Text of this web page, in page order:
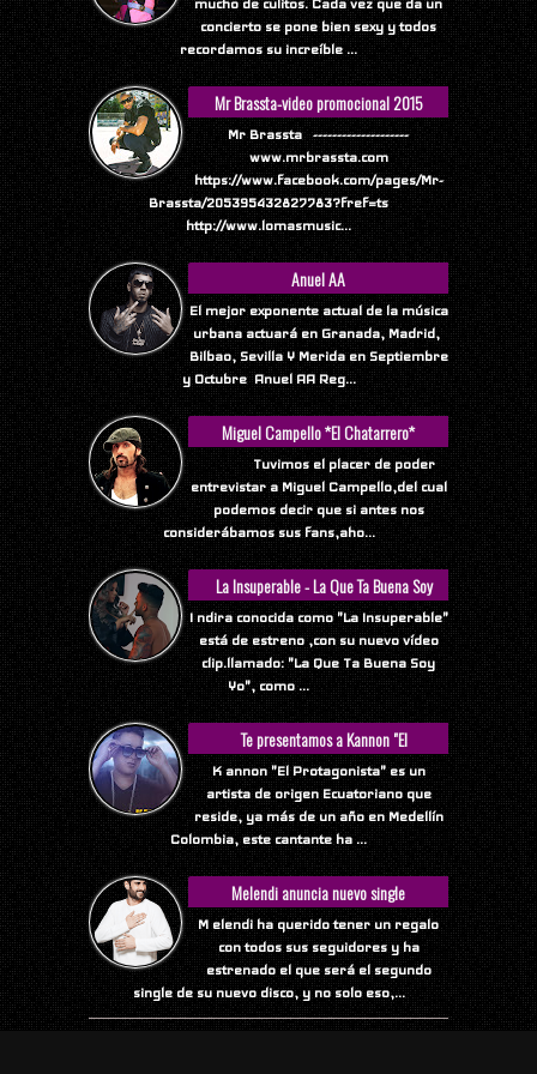
mucho de culitos. Cada vez que da un
concierto se pone bien sexy y todos
recordamos su increíble ...
Mr Brassta-video promocional 2015
Mr Brassta --------------------
www.mrbrassta.com
https://www.facebook.com/pages/Mr-
Brassta/205395432827783?fref=ts
http://www.lomasmusic...
Anuel AA
El mejor exponente actual de la música
urbana actuará en Granada, Madrid,
Bilbao, Sevilla Y Merida en Septiembre
y Octubre Anuel AA Reg...
Miguel Campello *El Chatarrero*
Tuvimos el placer de poder
entrevistar a Miguel Campello,del cual
podemos decir que si antes nos
considerábamos sus fans,aho...
La Insuperable - La Que Ta Buena Soy
Yo
I ndira conocida como "La Insuperable"
está de estreno ,con su nuevo vídeo
clip.llamado: "La Que Ta Buena Soy
Yo", como ...
Te presentamos a Kannon "El
Protagonista"
K annon "El Protagonista" es un
artista de origen Ecuatoriano que
reside, ya más de un año en Medellín
Colombia, este cantante ha ...
Melendi anuncia nuevo single
M elendi ha querido tener un regalo
con todos sus seguidores y ha
estrenado el que será el segundo
single de su nuevo disco, y no solo eso,...